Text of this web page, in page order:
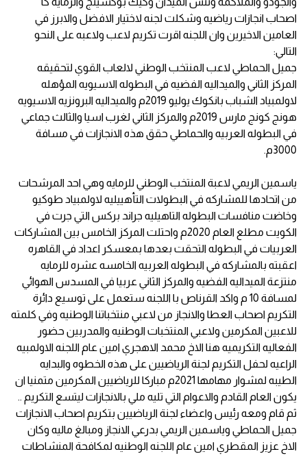
اصحاب انجازات رياضيه وشكلت لجنه لاختيار الافضل والابرز في
العامين الاخيرين وان اللجنه اقرت تكريم لاعب ولاعبه على النحو
التالي:
جميل الحماطي لاعب المنتخب الوطني لالعاب القوي لتحقيقه
المركز الثاني والميداليه الفضيه في البطوله الاسيويه المؤهله
لاولمبياد الشباب بانكوك يوليو 2019م والميداليه البرونزيه الاسيويه
هونج كونج مارس 2019م والمركز الثاني لغرب اسيا والثالث جماعي
في البطوله العربيه والحماطي حقق هذه الانجازات في مسافة
3000م.
ياسمين الريمي لاعبة المنتخب الوطني للرمايه وهي احد المرشحات
من اتحادها للمشاركه في البطولات التأهييليه لاولمبياد طوكيو
وخاضت منافسات البطوله التاهيليه جراند بركس التي جرت في
الكويت مطلع العام 2020م واحتلت المركز الخامس بين المشاركات
العربيات في البطوله التحقت بعدها بمعسكر اعداد في القاهره
اعقبته بالمشاركه في البطوله العربيه الخامسه عشره للرمايه
منتزعة الميداليه الفضيه والمركز الثاني عربيا في المسدس الهوائي
لمسافة 10 م واكد القرناص با اللجنه ستعمل على توسيع دائرة
التكريم اصحاب العطا والانجاز من لاعبي منتخباتنا الوطنيه وفي كلمته
للاعبين المكرمين ولاعبي المنتخبات الوطنيه والمدربين حضور
الفعاليه التكريميه هنا الاخ محمد الاهجري امين عام اللجنه الاولمبيه
الراعيه لحفل التكريم لجنة الرياضيين على هذه الخطوه والبدايه
الطيبه لمشوار مهامها 2021م مباركا للرياضيين المكرمين متمنيا ان
يكون العام القادم والاعوام التي تليه ملي بالانجازات ليتسع التكريم ..
ثم قام ومعه رئيس واعضاء لجنة الرياضيين بتكريم اصحاب الانجازات
جميل الحماطي وياسمين الريمي بدرعي الانجاز ومبالغ ماليه وكان
الاخ عزيز المقطري امين عام اللجنه الوطنيه لمكافحة المنشاطات